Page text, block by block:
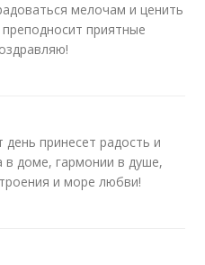
мелочам и ценить
приятные
принесет радость и
в доме, гармонии в душе,
и море любви!